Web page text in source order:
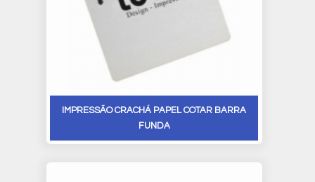
IMPRESSÃO CRACHÁ PAPEL COTAR BARRA
FUNDA